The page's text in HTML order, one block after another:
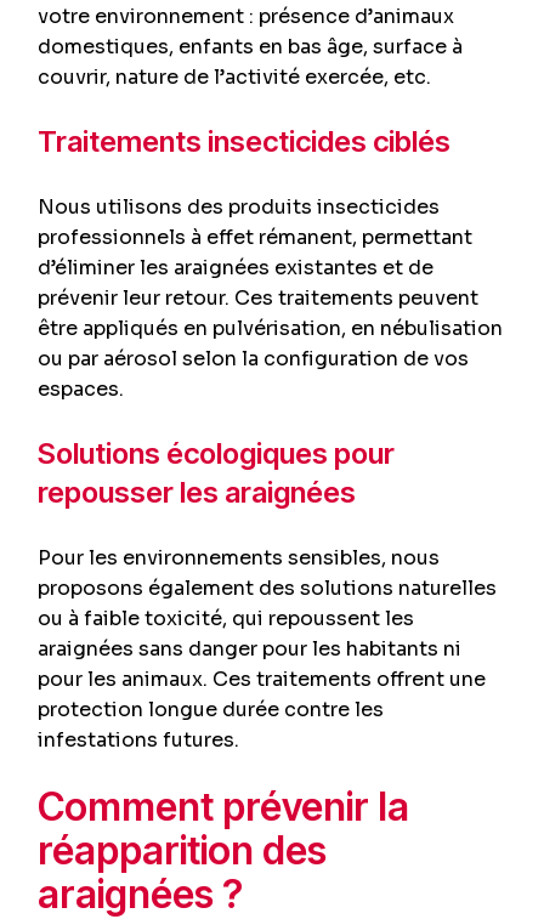
votre environnement : présence d’animaux
domestiques, enfants en bas âge, surface à
couvrir, nature de l’activité exercée, etc.
Traitements insecticides ciblés
Nous utilisons des produits insecticides
professionnels à effet rémanent, permettant
d’éliminer les araignées existantes et de
prévenir leur retour. Ces traitements peuvent
être appliqués en pulvérisation, en nébulisation
ou par aérosol selon la configuration de vos
espaces.
Solutions écologiques pour
repousser les araignées
Pour les environnements sensibles, nous
proposons également des solutions naturelles
ou à faible toxicité, qui repoussent les
araignées sans danger pour les habitants ni
pour les animaux. Ces traitements offrent une
protection longue durée contre les
infestations futures.
Comment prévenir la
réapparition des
araignées ?